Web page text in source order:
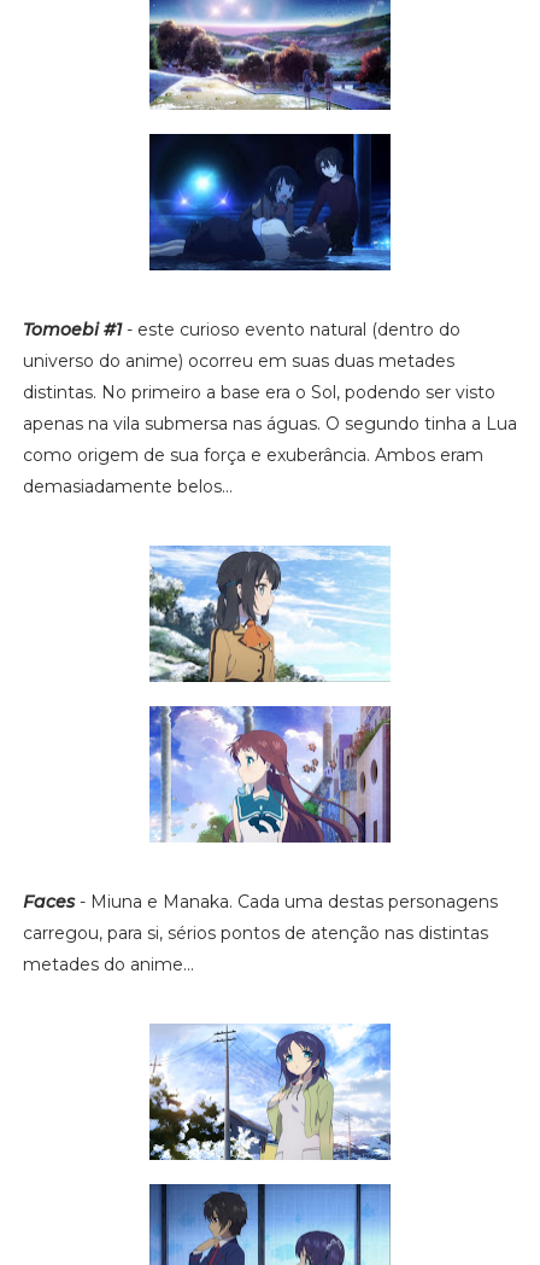
Tomoebi #1- este curioso evento natural (dentro do
universo do anime) ocorreu em suas duas metades
distintas. No primeiro a base era o Sol, podendo ser visto
apenas na vila submersa nas águas. O segundo tinha a Lua
como origem de sua força e exuberância. Ambos eram
demasiadamente belos...
Faces- Miuna e Manaka. Cada uma destas personagens
carregou, para si, sérios pontos de atenção nas distintas
metades do anime...